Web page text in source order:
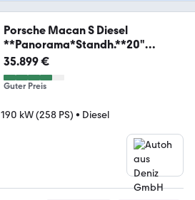
Porsche Macan S Diesel
**Panorama*Standh.**20"
Spyder**
35.899 €
Guter Preis
190 kW (258 PS) • Diesel